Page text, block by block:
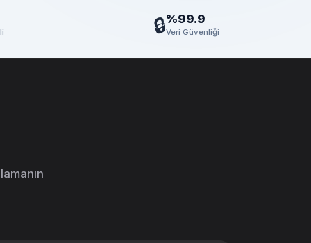
🔒%99.9
Veri Güvenliği